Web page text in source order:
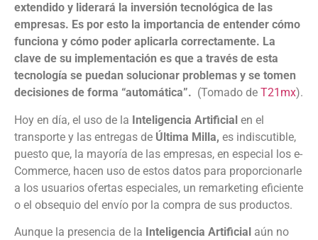
extendido y liderará la inversión tecnológica de las
empresas. Es por esto la importancia de entender cómo
funciona y cómo poder aplicarla correctamente. La
clave de su implementación es que a través de esta
tecnología se puedan solucionar problemas y se tomen
decisiones de forma “automática”. (Tomado de T21mx).
Hoy en día, el uso de la Inteligencia Artificial en el
transporte y las entregas de Última Milla, es indiscutible,
puesto que, la mayoría de las empresas, en especial los e-
Commerce, hacen uso de estos datos para proporcionarle
a los usuarios ofertas especiales, un remarketing eficiente
o el obsequio del envío por la compra de sus productos.
Aunque la presencia de la Inteligencia Artificial aún no